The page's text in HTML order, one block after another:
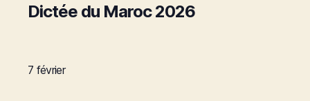
Dictée du Maroc 2026
7 février